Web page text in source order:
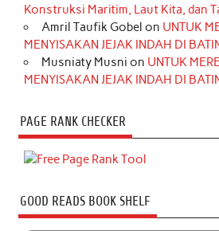
Konstruksi Maritim, Laut Kita, dan
Amril Taufik Gobel on UNTUK
MENYISAKAN JEJAK INDAH DI
Musniaty Musni on UNTUK
MENYISAKAN JEJAK INDAH DI
PAGE RANK CHECKER
GOOD READS BOOK SHELF